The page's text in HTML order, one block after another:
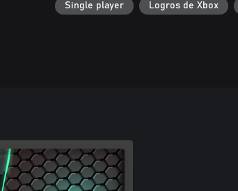
Single player Logros de Xbox